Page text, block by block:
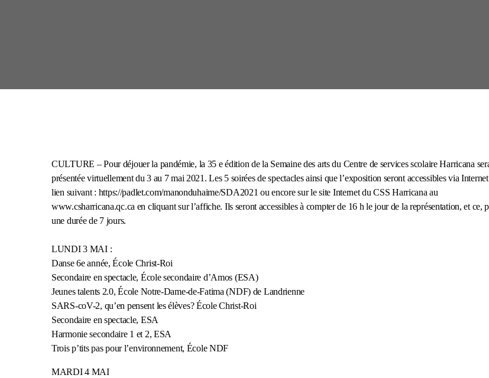
CULTURE – Pour déjouer la pandémie, la 35 e édition de la Semaine des arts du Centre de services scolaire Harricana
présentée virtuellement du 3 au 7 mai 2021. Les 5 soirées de spectacles ainsi que l’exposition seront accessibles via
lien suivant : https://padlet.com/manonduhaime/SDA2021 ou encore sur le site Internet du CSS Harricana au
www.csharricana.qc.ca en cliquant sur l’affiche. Ils seront accessibles à compter de 16 h le jour de la représentation, et ce,
une durée de 7 jours.
LUNDI 3 MAI :
Danse 6e année, École Christ-Roi
Secondaire en spectacle, École secondaire d’Amos (ESA)
Jeunes talents 2.0, École Notre-Dame-de-Fatima (NDF) de Landrienne
SARS-coV-2, qu’en pensent les élèves? École Christ-Roi
Secondaire en spectacle, ESA
Harmonie secondaire 1 et 2, ESA
Trois p’tits pas pour l’environnement, École NDF
MARDI 4 MAI